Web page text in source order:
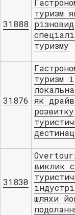
31888
туризм
різновид
туризму
31876
туризм і
як
розвитку
31830
виклик
шляхи